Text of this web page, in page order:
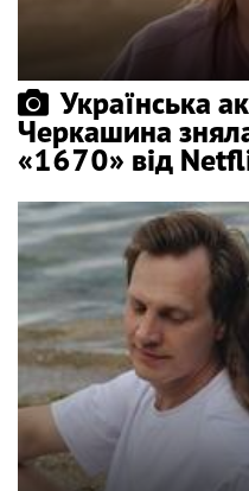
Українська
Черкашина
«1670» від